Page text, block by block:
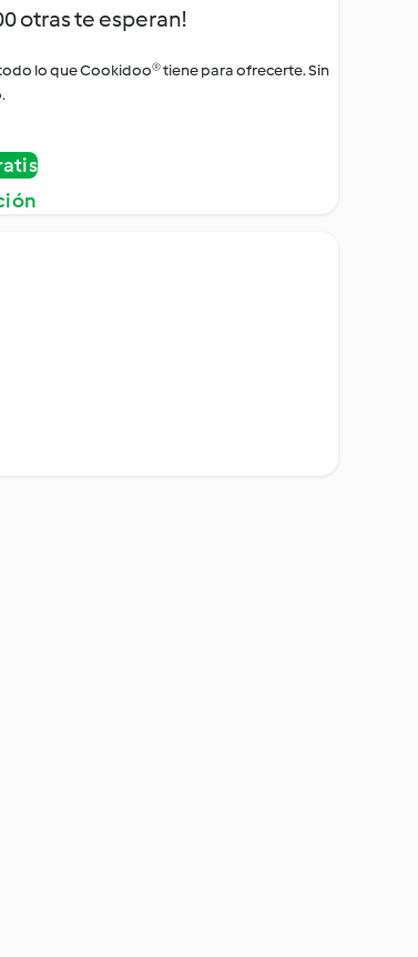
otras te esperan!
lo que Cookidoo® tiene para ofrecerte. Sin